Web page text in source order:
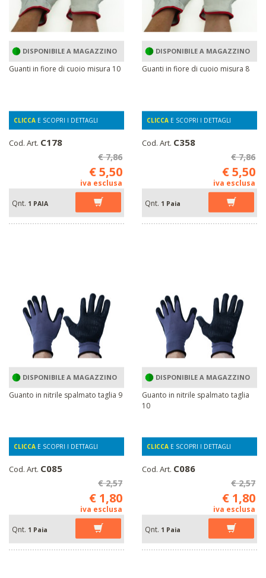
DISPONIBILE A MAGAZZINO
Guanti in fiore di cuoio misura 10
CLICCA E SCOPRI I DETTAGLI
Cod. Art. C178
€ 7,86
€ 5,50
iva esclusa
Qnt. 1 PAIA
DISPONIBILE A MAGAZZINO
Guanti in fiore di cuoio misura 8
CLICCA E SCOPRI I DETTAGLI
Cod. Art. C358
€ 7,86
€ 5,50
iva esclusa
Qnt. 1 Paia
DISPONIBILE A MAGAZZINO
Guanto in nitrile spalmato taglia 9
CLICCA E SCOPRI I DETTAGLI
Cod. Art. C085
€ 2,57
€ 1,80
iva esclusa
Qnt. 1 Paia
DISPONIBILE A MAGAZZINO
Guanto in nitrile spalmato taglia
10
CLICCA E SCOPRI I DETTAGLI
Cod. Art. C086
€ 2,57
€ 1,80
iva esclusa
Qnt. 1 Paia